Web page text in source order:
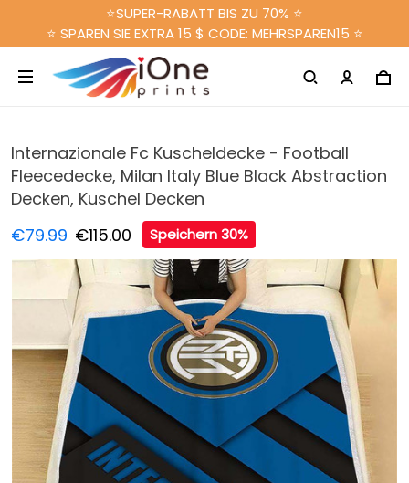
⭐SUPER-RABATT BIS ZU 70% ⭐
⭐ SPAREN SIE EXTRA 15 $ CODE: MEHRSPAREN15 ⭐
Internazionale Fc Kuscheldecke - Football
Fleecedecke, Milan Italy Blue Black Abstraction
Decken, Kuschel Decken
€79.99 €115.00 Speichern 30%